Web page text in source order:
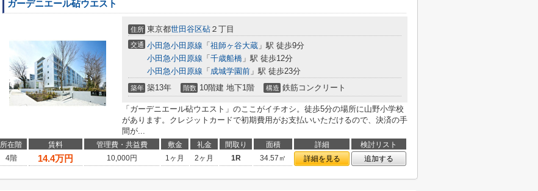
ガーデニエール砧ウエスト
住所 東京都世田谷区砧 ２丁目
交通 小田急小田原線 「 祖師ヶ谷大蔵 」駅 徒歩9分
小田急小田原線 「 千歳船橋 」駅 徒歩12分
小田急小田原線 「 成城学園前 」駅 徒歩23分
築年 築13年 階数 10階建 地下1階 構造 鉄筋コンクリート
「ガーデニエール砧ウエスト」のここがイチオシ。徒歩5分の場所に山野小学校
があります。クレジットカードで初期費用がお支払いいただけるので、決済の手
間が...
所在階 賃料 管理費・共益費 敷金 礼金 間取り 面積 詳細
検討リスト
4階
14.4万円 10,000円 1ヶ月 2ヶ月 1R 34.57㎡ 詳細を見る 追加する